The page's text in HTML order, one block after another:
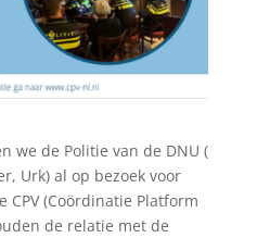
we de Politie van de DNU (
Urk) al op bezoek voor
CPV (Coördinatie Platform
de relatie met de